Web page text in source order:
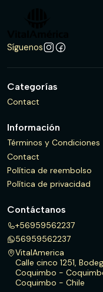
Síguenos
Categorías
Contact
Información
Términos y Condiciones
Contact
Política de reembolso
Política de privacidad
Contáctanos
+56959562237
56959562237
VitalAmerica
Calle cinco 1251,
Coquimbo -
Coquimbo - Chile